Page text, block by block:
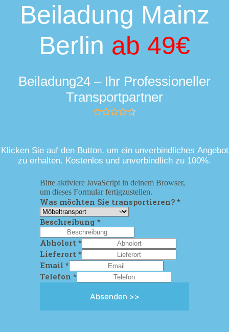
Beiladung Mainz
Berlin ab 49€
Beiladung24 – Ihr Professioneller
Transportpartner
Klicken Sie auf den Button, um ein unverbindliches Angebot
zu erhalten. Kostenlos und unverbindlich zu 100%.
Bitte aktiviere JavaScript in deinem Browser,
um dieses Formular fertigzustellen.
Was möchten Sie transportieren?*
Beschreibung*
Abholort*
Lieferort*
Email*
Telefon*
Absenden >>